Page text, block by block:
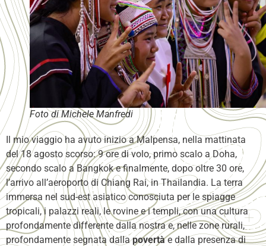
Foto di Michele Manfredi
Il mio viaggio ha avuto inizio a Malpensa, nella mattinata
del 18 agosto scorso: 9 ore di volo, primo scalo a Doha,
secondo scalo a Bangkok e finalmente, dopo oltre 30 ore,
l’arrivo all’aeroporto di Chiang Rai, in Thailandia. La terra
immersa nel sud-est asiatico conosciuta per le spiagge
tropicali, i palazzi reali, le rovine e i templi, con una cultura
profondamente differente dalla nostra e, nelle zone rurali,
profondamente segnata dallapovertàe dalla presenza di